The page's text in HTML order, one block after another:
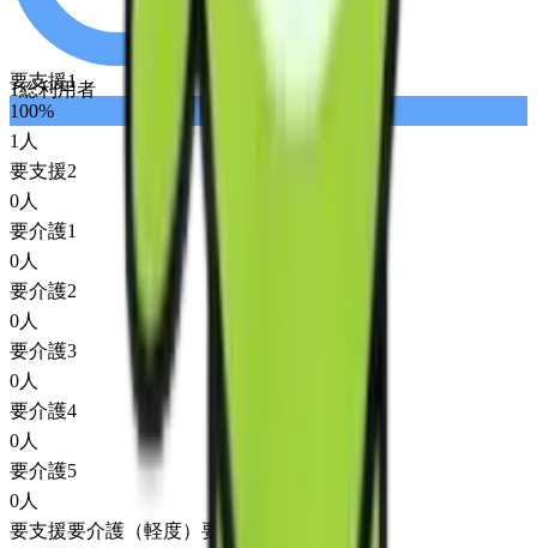
1総利用者
要支援1
100%
1 人
要支援2
0人
要介護1
0人
要介護2
0人
要介護3
0人
要介護4
0人
要介護5
0人
要支援要介護（軽度） 要介護（重度）